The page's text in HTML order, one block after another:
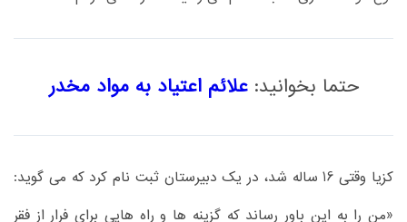
حتما بخوانید:علائم اعتیاد به مواد مخدر
کزیا وقتی 16 ساله شد، در یک دبیرستان ثبت نام کرد که می گوید:
«من را به این باور رساند که گزینه ها و راه هایی برای فرار از فقر